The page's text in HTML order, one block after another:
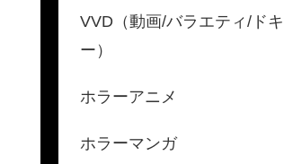
VVD（動画/バラエティ/ド
ー）
ホラーアニメ
ホラーマンガ